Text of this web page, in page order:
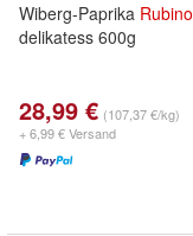
Wiberg-Paprika Rubino
delikatess 600g
28,99 € (107,37 €/kg)
+ 6,99 € Versand